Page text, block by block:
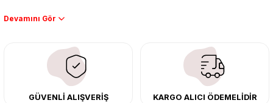
Performans artışı isteyen sürücüler için özel performans egzozları ve
çıkma orijinal ürünler ile yenileyebilir, body kit uygulamalarıyla aracınızın
tasarımını ve aerodinamisini üst seviyeye taşıyabilirsiniz.
Tüm ürünlerimiz orijinal, dayanıklı ve uzun ömürlüdür. İstanbul’daki montaj
merkezimizde profesyonel montaj yapıyor, Türkiye’nin her yerine güvenli
GÜVENLİ ALIŞVERİŞ KARGO ALICI ÖDEMELİDİR